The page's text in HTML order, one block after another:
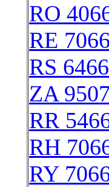
RO
RE
RS
ZA
RR
RH
RY